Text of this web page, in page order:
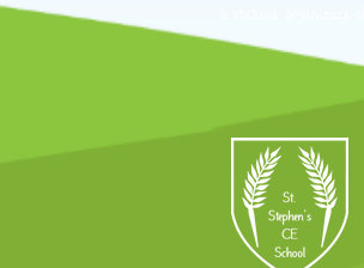
o statusie